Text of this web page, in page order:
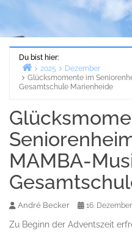
Du bist hier:
Start
2025
Dezember
Glücksmomente im
Gesamtschule Marienheide
MAMBA-
André Becker 16.
Zu Beginn der Adventszeit